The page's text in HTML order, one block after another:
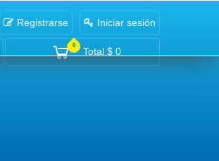
Registrarse Iniciar sesión
0
Total $ 0